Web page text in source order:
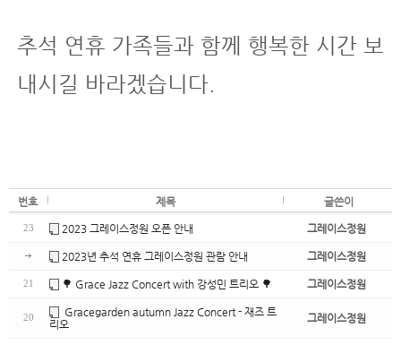
추석 연휴 가족들과 함께 행복한 시간 보
내시길 바라겠습니다.
번호 제목 글쓴이
23 2023 그레이스정원 오픈 안내 그레이스정원
2023년 추석 연휴 그레이스정원 관람 안내 그레이스정원
21 🌳 Grace Jazz Concert with 강성민 트리오 🌳 그레이스정원
20
Gracegarden autumn Jazz Concert - 재즈 트
리오
그레이스정원